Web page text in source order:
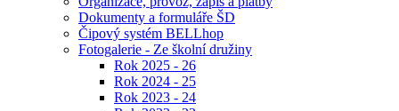
Dokumenty a formuláře ŠD
Čipový systém BELLhop
Fotogalerie - Ze školní družiny
Rok 2025 - 26
Rok 2024 - 25
Rok 2023 - 24